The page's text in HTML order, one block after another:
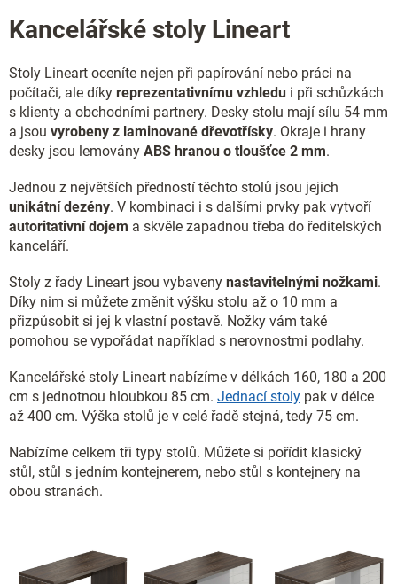
p
r
k
y
v
ý
p
i
s
u
Kancelářské stoly Lineart
Stoly Lineart oceníte nejen při papírování nebo práci na
počítači, ale díky reprezentativnímu vzhledu i při schůzkách
s klienty a obchodními partnery. Desky stolu mají sílu 54 mm
a jsou vyrobeny z laminované dřevotřísky. Okraje i hrany
desky jsou lemovány ABS hranou o tloušťce 2 mm.
Jednou z největších předností těchto stolů jsou jejich
unikátní dezény. V kombinaci i s dalšími prvky pak vytvoří
autoritativní dojem a skvěle zapadnou třeba do ředitelských
kanceláří.
Stoly z řady Lineart jsou vybaveny nastavitelnými nožkami.
Díky nim si můžete změnit výšku stolu až o 10 mm a
přizpůsobit si jej k vlastní postavě. Nožky vám také
pomohou se vypořádat například s nerovnostmi podlahy.
Kancelářské stoly Lineart nabízíme v délkách 160, 180 a 200
cm s jednotnou hloubkou 85 cm. Jednací stoly pak v délce
až 400 cm. Výška stolů je v celé řadě stejná, tedy 75 cm.
Nabízíme celkem tři typy stolů. Můžete si pořídit klasický
stůl, stůl s jedním kontejnerem, nebo stůl s kontejnery na
obou stranách.